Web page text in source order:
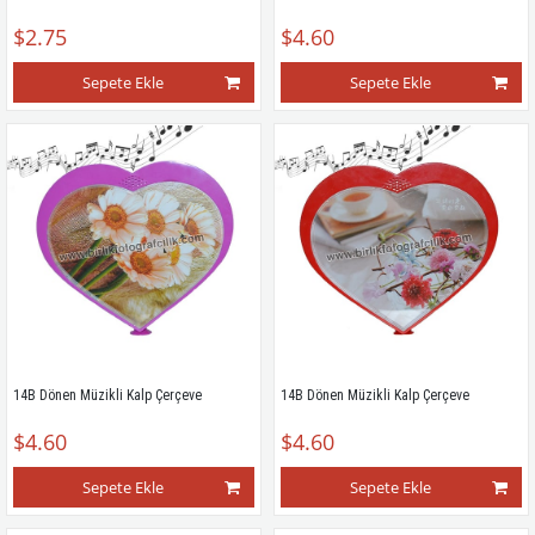
$2.75
Sepete Ekle
$4.60
Sepete Ekle
14B Dönen Müzikli Kalp Çerçeve
$4.60
Sepete Ekle
14B Dönen Müzikli Kalp Çerçeve
$4.60
Sepete Ekle